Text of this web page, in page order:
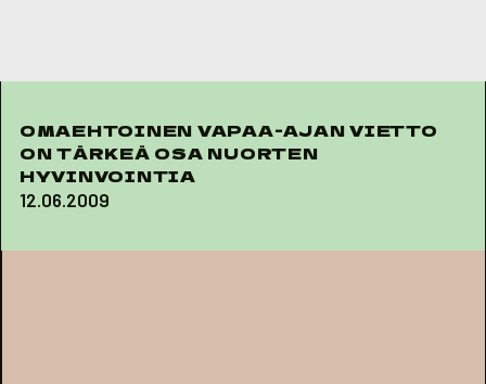
OMAEHTOINEN VAPAA-AJAN VIETTO
ON TÄRKEÄ OSA NUORTEN
HYVINVOINTIA
12.06.2009